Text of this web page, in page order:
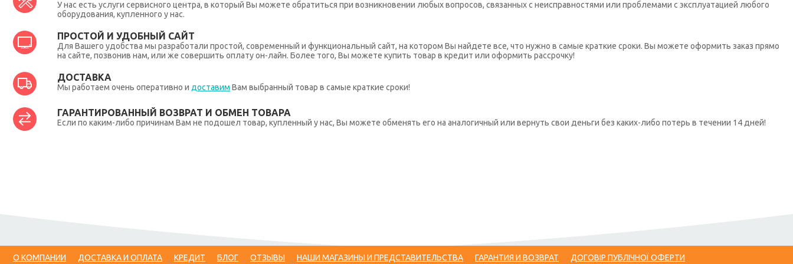
У нас есть услуги сервисного центра, в который Вы можете обратиться при возникновении любых вопросов, связанных с неисправностями или проблемами с эксплуатацией любого
оборудования, купленного у нас.
ПРОСТОЙ И УДОБНЫЙ САЙТ
Для Вашего удобства мы разработали простой, современный и функциональный сайт, на котором Вы найдете все, что нужно в самые краткие сроки. Вы можете оформить заказ прямо
на сайте, позвонив нам, или же совершить оплату он-лайн. Более того, Вы можете купить товар в кредит или оформить рассрочку!
ДОСТАВКА
Мы работаем очень оперативно и доставим Вам выбранный товар в самые краткие сроки!
ГАРАНТИРОВАННЫЙ ВОЗВРАТ И ОБМЕН ТОВАРА
Если по каким-либо причинам Вам не подошел товар, купленный у нас, Вы можете обменять его на аналогичный или вернуть свои деньги без каких-либо потерь в течении 14 дней!
О КОМПАНИИ ДОСТАВКА И ОПЛАТА КРЕДИТ БЛОГ ОТЗЫВЫ НАШИ МАГАЗИНЫ И ПРЕДСТАВИТЕЛЬСТВА ГАРАНТИЯ И ВОЗВРАТ ДОГОВІР ПУБЛІЧНОЇ ОФЕРТИ